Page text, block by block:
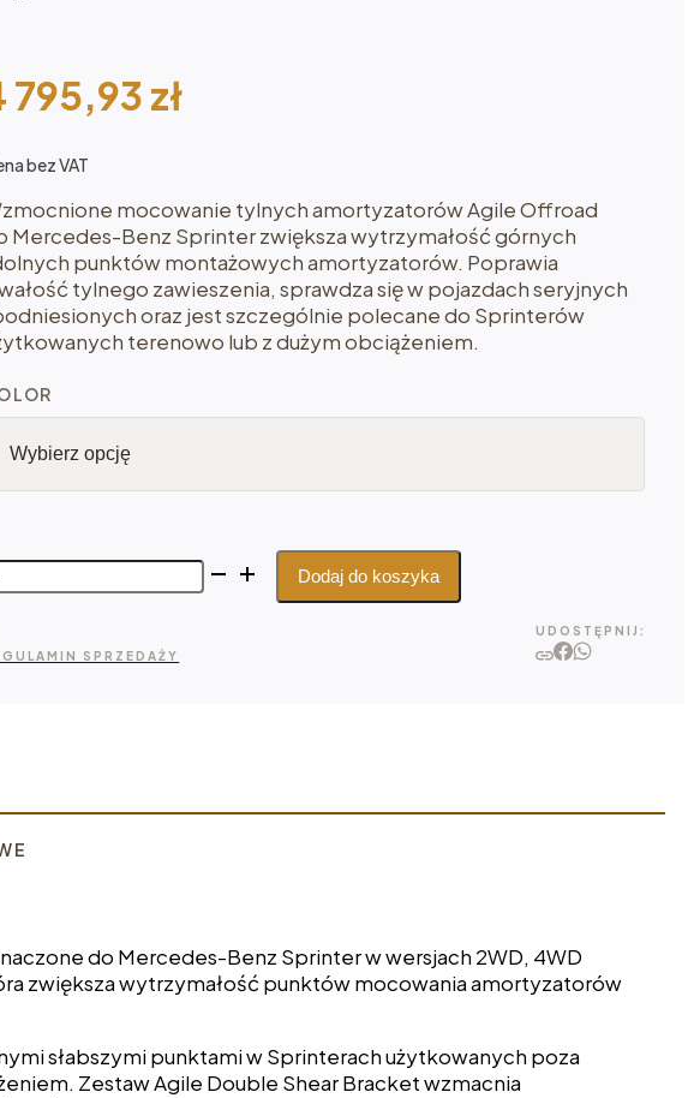
795,93zł
bez VAT
mocowanie tylnych amortyzatorów Agile Offroad
Mercedes-Benz Sprinter zwiększa wytrzymałość górnych
punktów montażowych amortyzatorów. Poprawia
tylnego zawieszenia, sprawdza się w pojazdach seryjnych
oraz jest szczególnie polecane do Sprinterów
terenowo lub z dużym obciążeniem.
Dodaj do koszyka
SPRZEDAŻY
UDOSTĘPNIJ:
do Mercedes-Benz Sprinter w wersjach 2WD, 4WD
zwiększa wytrzymałość punktów mocowania amortyzatorów
słabszymi punktami w Sprinterach użytkowanych poza
Zestaw Agile Double Shear Bracket wzmacnia